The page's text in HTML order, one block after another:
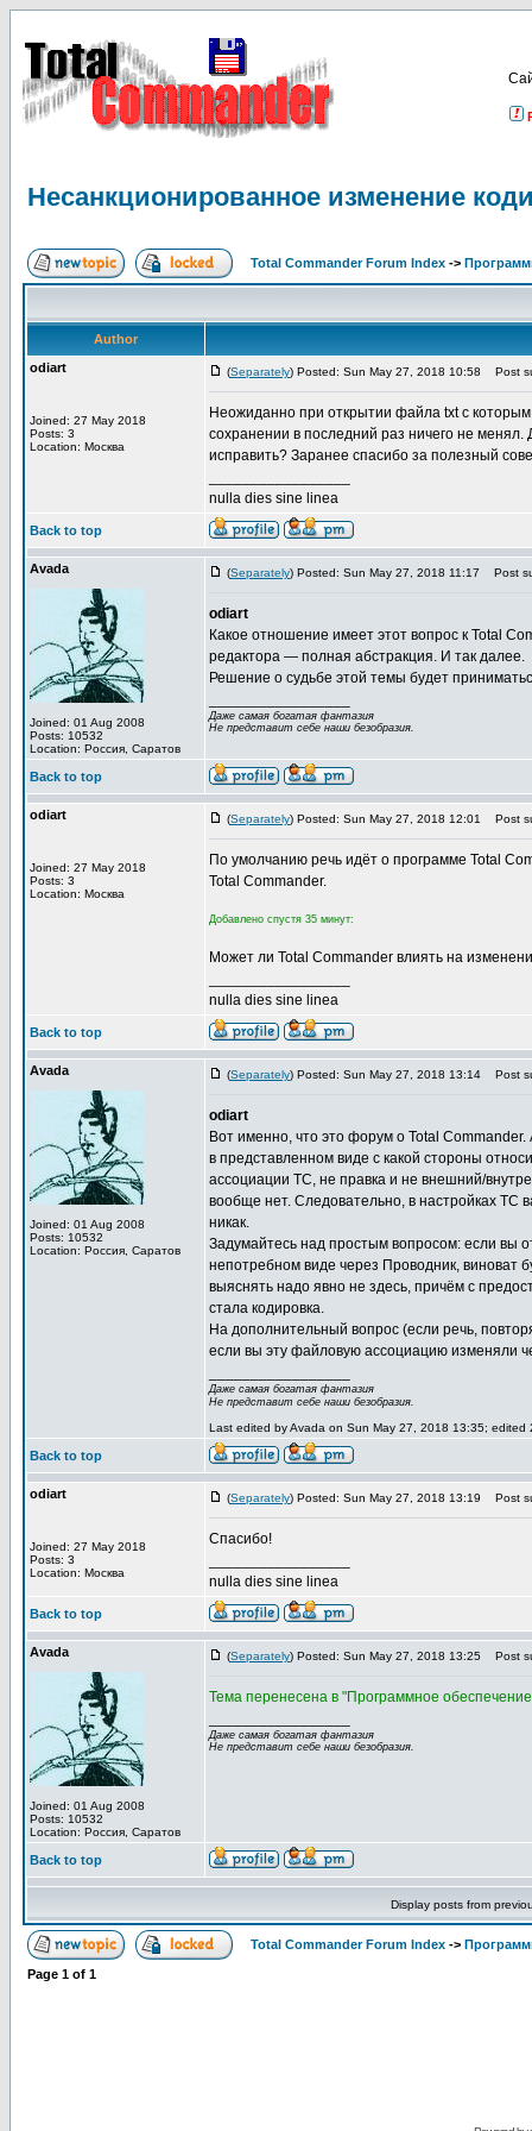
Несанкционированное изменение
Total Commander Forum Index ->
Author
odiart
Joined: 27 May 2018
Posts: 3
Location: Москва
(Separately) Posted: Sun May 27, 2018 10:58 Post
Неожиданно при открытии файла txt с
сохранении в последний раз ничего не
исправить? Заранее спасибо за полезный
nulla dies sine linea
Back to top
Avada
Joined: 01 Aug 2008
Posts: 10532
Location: Россия, Саратов
(Separately) Posted: Sun May 27, 2018 11:17 Post
odiart
Какое отношение имеет этот вопроc к Total
редактора — полная абстракция. И так далее.
Решение о судьбе этой темы будет
Даже самая богатая фантазия
Не представит себе наши безобразия.
Back to top
odiart
Joined: 27 May 2018
Posts: 3
Location: Москва
(Separately) Posted: Sun May 27, 2018 12:01 Post
По умолчанию речь идёт о программе Total
Total Commander.
Добавлено спустя 35 минут:
Может ли Total Commander влиять на
nulla dies sine linea
Back to top
Avada
Joined: 01 Aug 2008
Posts: 10532
Location: Россия, Саратов
(Separately) Posted: Sun May 27, 2018 13:14 Post
odiart
Вот именно, что это форум о Total
в представленном виде с какой стороны
ассоциации TC, не правка и не внешний/
вообще нет. Следовательно, в настройках TC
никак.
Задумайтесь над простым вопросом: если вы
непотребном виде через Проводник, виноват
выяснять надо явно не здесь, причём с
стала кодировка.
На дополнительный вопрос (если речь,
если вы эту файловую ассоциацию изменяли
Даже самая богатая фантазия
Не представит себе наши безобразия.
Last edited by Avada on Sun May 27, 2018 13:35; edited
Back to top
odiart
Joined: 27 May 2018
Posts: 3
Location: Москва
(Separately) Posted: Sun May 27, 2018 13:19 Post
Спасибо!
nulla dies sine linea
Back to top
Avada
Joined: 01 Aug 2008
Posts: 10532
Location: Россия, Саратов
(Separately) Posted: Sun May 27, 2018 13:25 Post
Тема перенесена в "Программное
Даже самая богатая фантазия
Не представит себе наши безобразия.
Back to top
Display posts from
Total Commander Forum Index ->
Page 1 of 1